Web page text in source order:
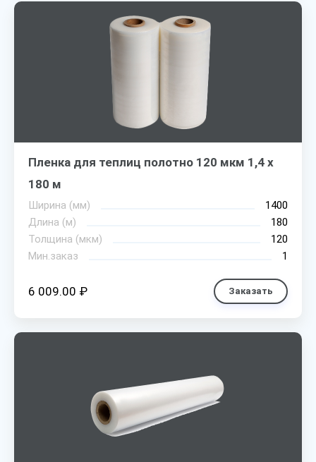
Пленка для теплиц полотно 120 мкм 1,4 х
180 м
Ширина (мм)
1400
Длина (м)
180
Толщина (мкм)
120
Мин.заказ
1
6 009.00 ₽ Заказать